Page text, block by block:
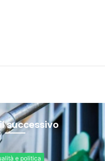
successivo